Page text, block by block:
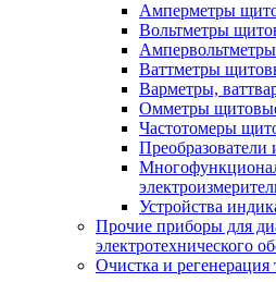
Амперметры
Вольтметры
Ваттметры
Варметры,
Омметры
Частотомеры
Преобразователи
Устройства
Прочие приборы для
электротехнического
Очистка и